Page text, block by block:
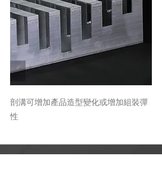
剖溝可增加產品造型變化或增加組裝彈
性